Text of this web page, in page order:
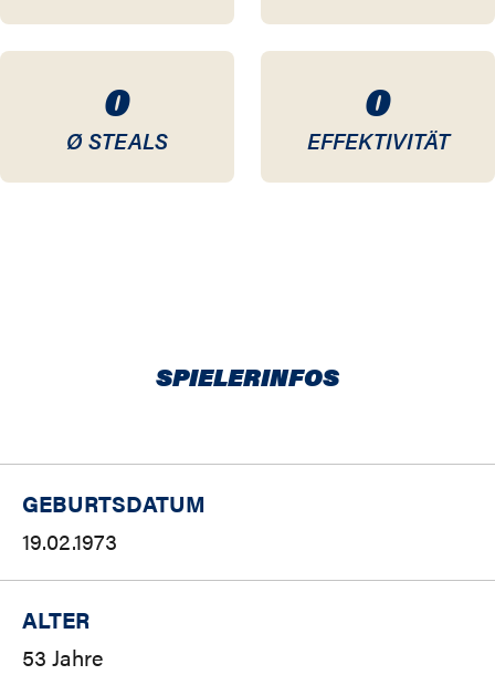
0
Ø STEALS
0
EFFEKTIVITÄT
SPIELERINFOS
GEBURTSDATUM
19.02.1973
ALTER
53 Jahre